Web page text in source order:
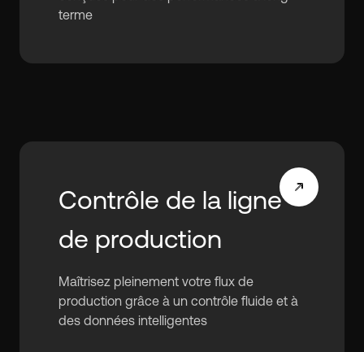
terme
Contrôle de la ligne
de production
Maîtrisez pleinement votre flux de
production grâce à un contrôle fluide et à
des données intelligentes